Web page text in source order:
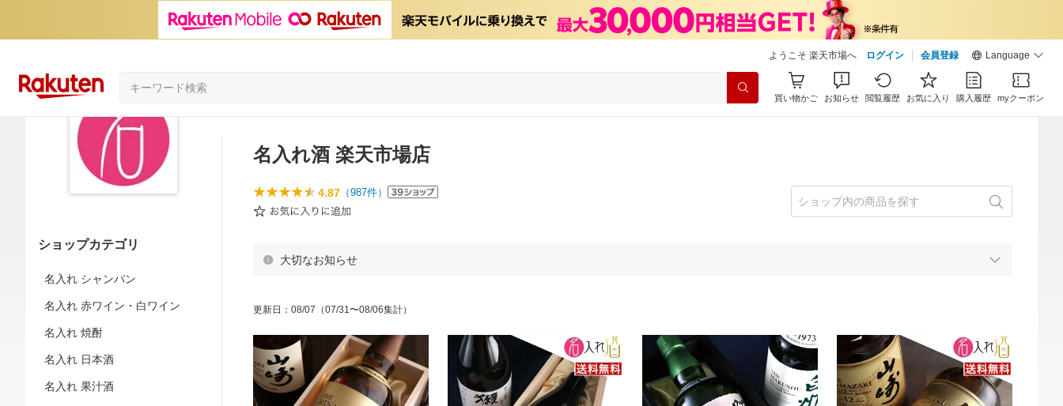
ようこそ 楽天市場へ ログイン 会員登録 Language
買い物かご お知らせ 閲覧履歴 お気に入り 購入履歴 myクーポン
ショップカテゴリ
名入れ シャンパン
名入れ 赤ワイン・白ワイン
名入れ 焼酎
名入れ 日本酒
名入れ 果汁酒
名入れ酒 楽天市場店
4.87 （987件）
大切なお知らせ
更新日 ： 08/07 （07/31〜08/06集計）